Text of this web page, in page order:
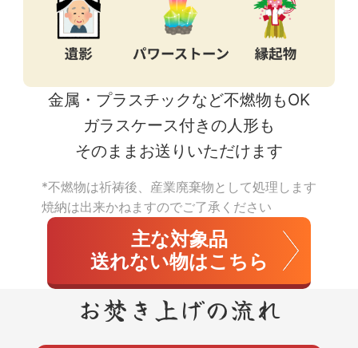
金属・プラスチックなど不燃物もOK
ガラスケース付きの人形も
そのままお送りいただけます
*不燃物は祈祷後、産業廃棄物として処理します
焼納は出来かねますのでご了承ください
主な対象品
送れない物はこちら
お焚き上げの流れ